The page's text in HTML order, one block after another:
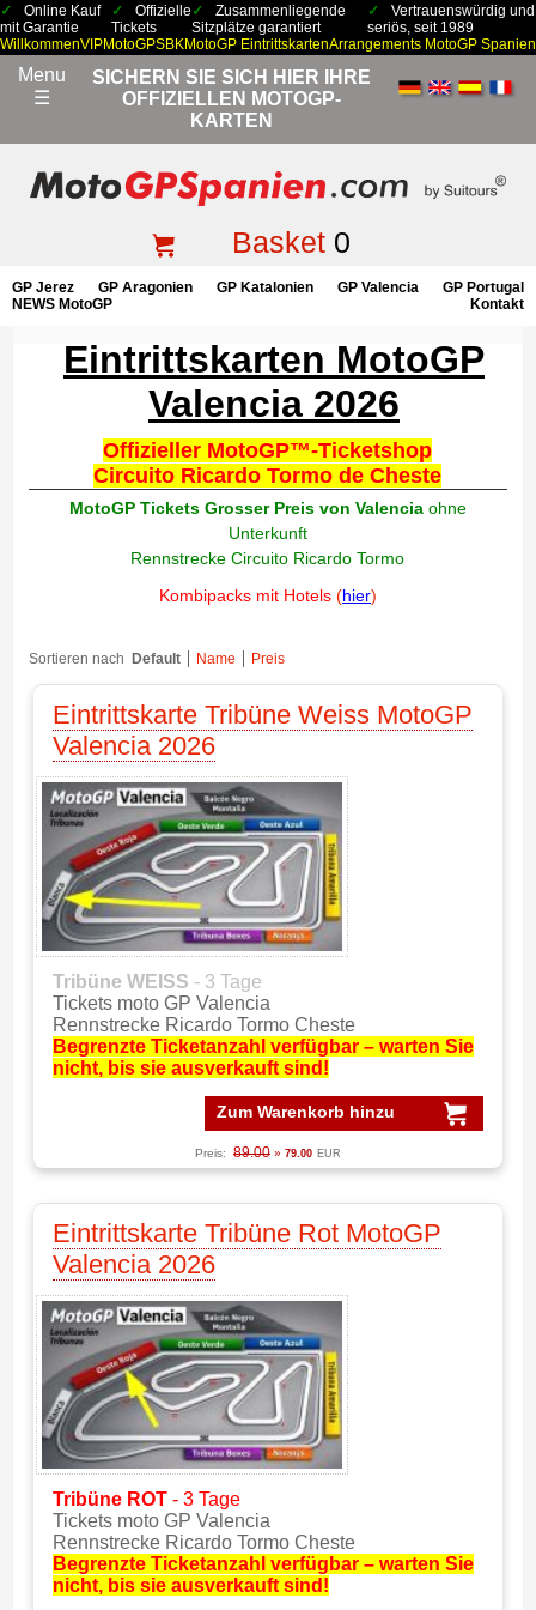
Online Kauf
mit Garantie
Offizielle
Tickets
Zusammenliegende
Sitzplätze garantiert
Vertrauenswürdig und
seriös, seit 1989
WillkommenVIPMotoGPSBKMotoGP EintrittskartenArrangements MotoGP Spanien
Menu
☰
SICHERN SIE SICH HIER IHRE
OFFIZIELLEN MOTOGP-
KARTEN
Basket0
GP Jerez GP Aragonien GP Katalonien GP Valencia
GP Portugal
NEWS MotoGP
Kontakt
Eintrittskarten MotoGP
Valencia 2026
Offizieller MotoGP™-Ticketshop
Circuito Ricardo Tormo de Cheste
MotoGP Tickets Grosser Preis von Valencia ohne
Unterkunft
Rennstrecke Circuito Ricardo Tormo
Kombipacks mit Hotels (hier)
Sortieren nach Default Name Preis
Eintrittskarte Tribüne Weiss MotoGP
Valencia 2026
Tribüne WEISS - 3 Tage
Tickets moto GP Valencia
Rennstrecke Ricardo Tormo Cheste
Begrenzte Ticketanzahl verfügbar – warten Sie
nicht, bis sie ausverkauft sind!
Zum Warenkorb hinzu
Preis: 89.00 » 79.00 EUR
Eintrittskarte Tribüne Rot MotoGP
Valencia 2026
Tribüne ROT - 3 Tage
Tickets moto GP Valencia
Rennstrecke Ricardo Tormo Cheste
Begrenzte Ticketanzahl verfügbar – warten Sie
nicht, bis sie ausverkauft sind!